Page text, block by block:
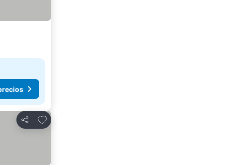
Compartir
Agregar a favoritos